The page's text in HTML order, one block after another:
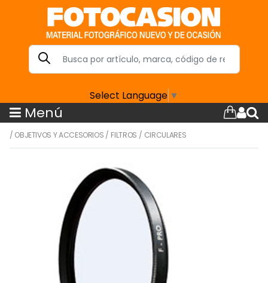
Select Language ▼
Menú
/ OBJETIVOS Y ACCESORIOS / FILTROS / CIRCULARES